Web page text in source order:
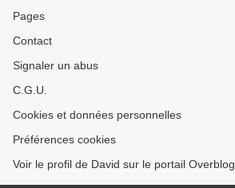
Pages
Contact
Signaler un abus
C.G.U.
Cookies et données personnelles
Préférences cookies
Voir le profil de David sur le portail Overblog